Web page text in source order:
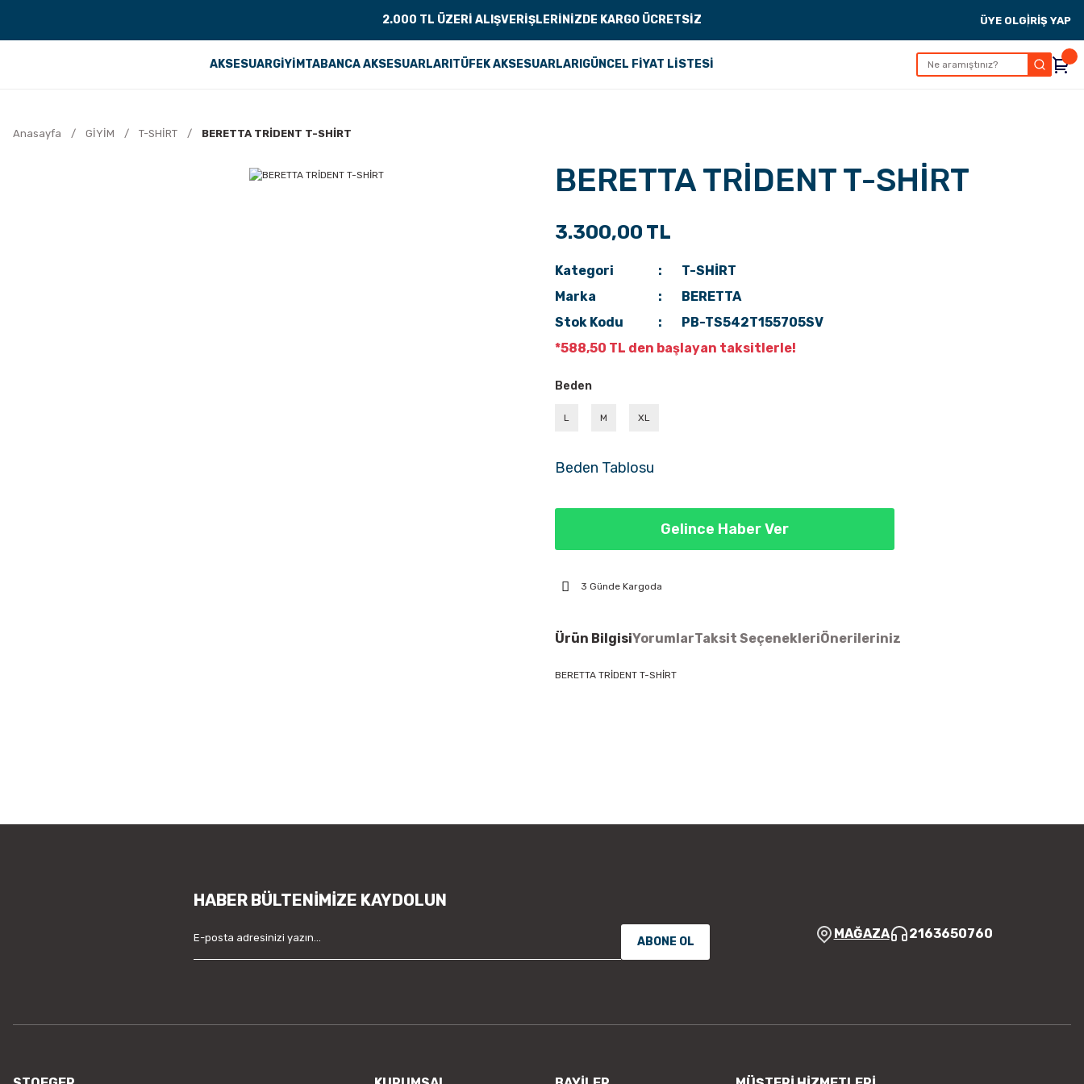
2.000 TL ÜZERİ ALIŞVERİŞLERİNİZDE KARGO ÜCRETSİZ ÜYE OLGİRİŞ YAP
AKSESUARGİYİMTABANCA AKSESUARLARI TÜFEK AKSESUARLARI GÜNCEL FİYAT LİSTESİ
Anasayfa GİYİM T-SHİRT BERETTA TRİDENT T-SHİRT
BERETTA TRİDENT T-SHİRT
3.300,00 TL
Kategori
T-SHİRT
Marka
BERETTA
Stok Kodu
PB-TS542T155705SV
*588,50 TL den başlayan taksitlerle!
Beden
L M XL
Beden Tablosu
Gelince Haber Ver
3 Günde Kargoda
Ürün BilgisiYorumlarTaksit SeçenekleriÖnerileriniz
BERETTA TRİDENT T-SHİRT
Ürün bilgilerinde hatalar bulunuyor.
HABER BÜLTENİMİZE KAYDOLUN
ABONE OL
MAĞAZA 2163650760